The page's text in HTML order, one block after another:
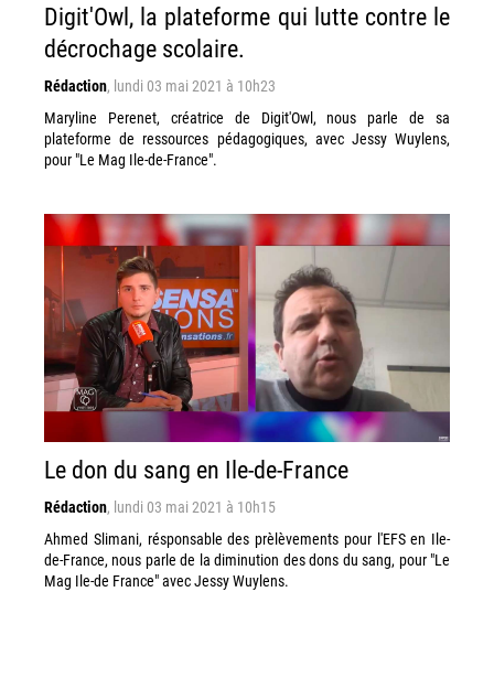
Digit'Owl, la plateforme qui lutte contre le
décrochage scolaire.
Rédaction, lundi 03 mai 2021 à 10h23
Maryline Perenet, créatrice de Digit'Owl, nous parle de sa
plateforme de ressources pédagogiques, avec Jessy Wuylens,
pour "Le Mag Ile-de-France".
Le don du sang en Ile-de-France
Rédaction, lundi 03 mai 2021 à 10h15
Ahmed Slimani, résponsable des prèlèvements pour l'EFS en Ile-
de-France, nous parle de la diminution des dons du sang, pour "Le
Mag Ile-de France" avec Jessy Wuylens.